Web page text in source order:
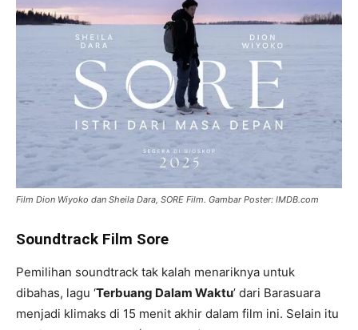
Film Dion Wiyoko dan Sheila Dara, SORE Film. Gambar Poster: IMDB.com
Soundtrack Film Sore
Pemilihan soundtrack tak kalah menariknya untuk
dibahas, lagu ‘Terbuang Dalam Waktu’ dari Barasuara
menjadi klimaks di 15 menit akhir dalam film ini. Selain itu